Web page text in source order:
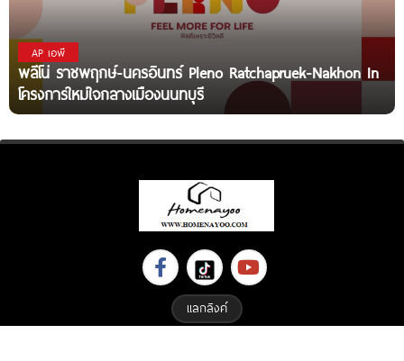
AP เอพี
พลีโน่ ราชพฤกษ์-นครอินทร์ Pleno Ratchapruek-Nakhon In
โครงการใหม่ใจกลางเมืองนนทบุรี
แลกลิงค์